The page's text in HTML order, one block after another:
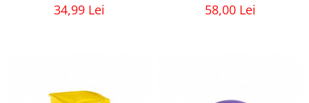
34,99 Lei 58,00 Lei